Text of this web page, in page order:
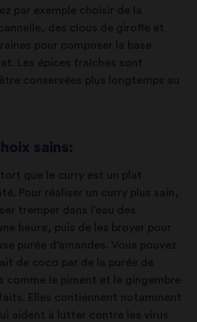
par exemple choisir de la
des clous de girofle et
pour composer la base
Les épices fraîches sont
conservées plus longtemps au
sains:
que le curry est un plat
Pour réaliser un curry plus sain,
tremper dans l’eau des
heure, puis de les broyer pour
purée d’amandes. Vous pouvez
de coco par de la purée de
comme le piment et le gingembre
Elles contiennent notamment
aident à lutter contre les virus